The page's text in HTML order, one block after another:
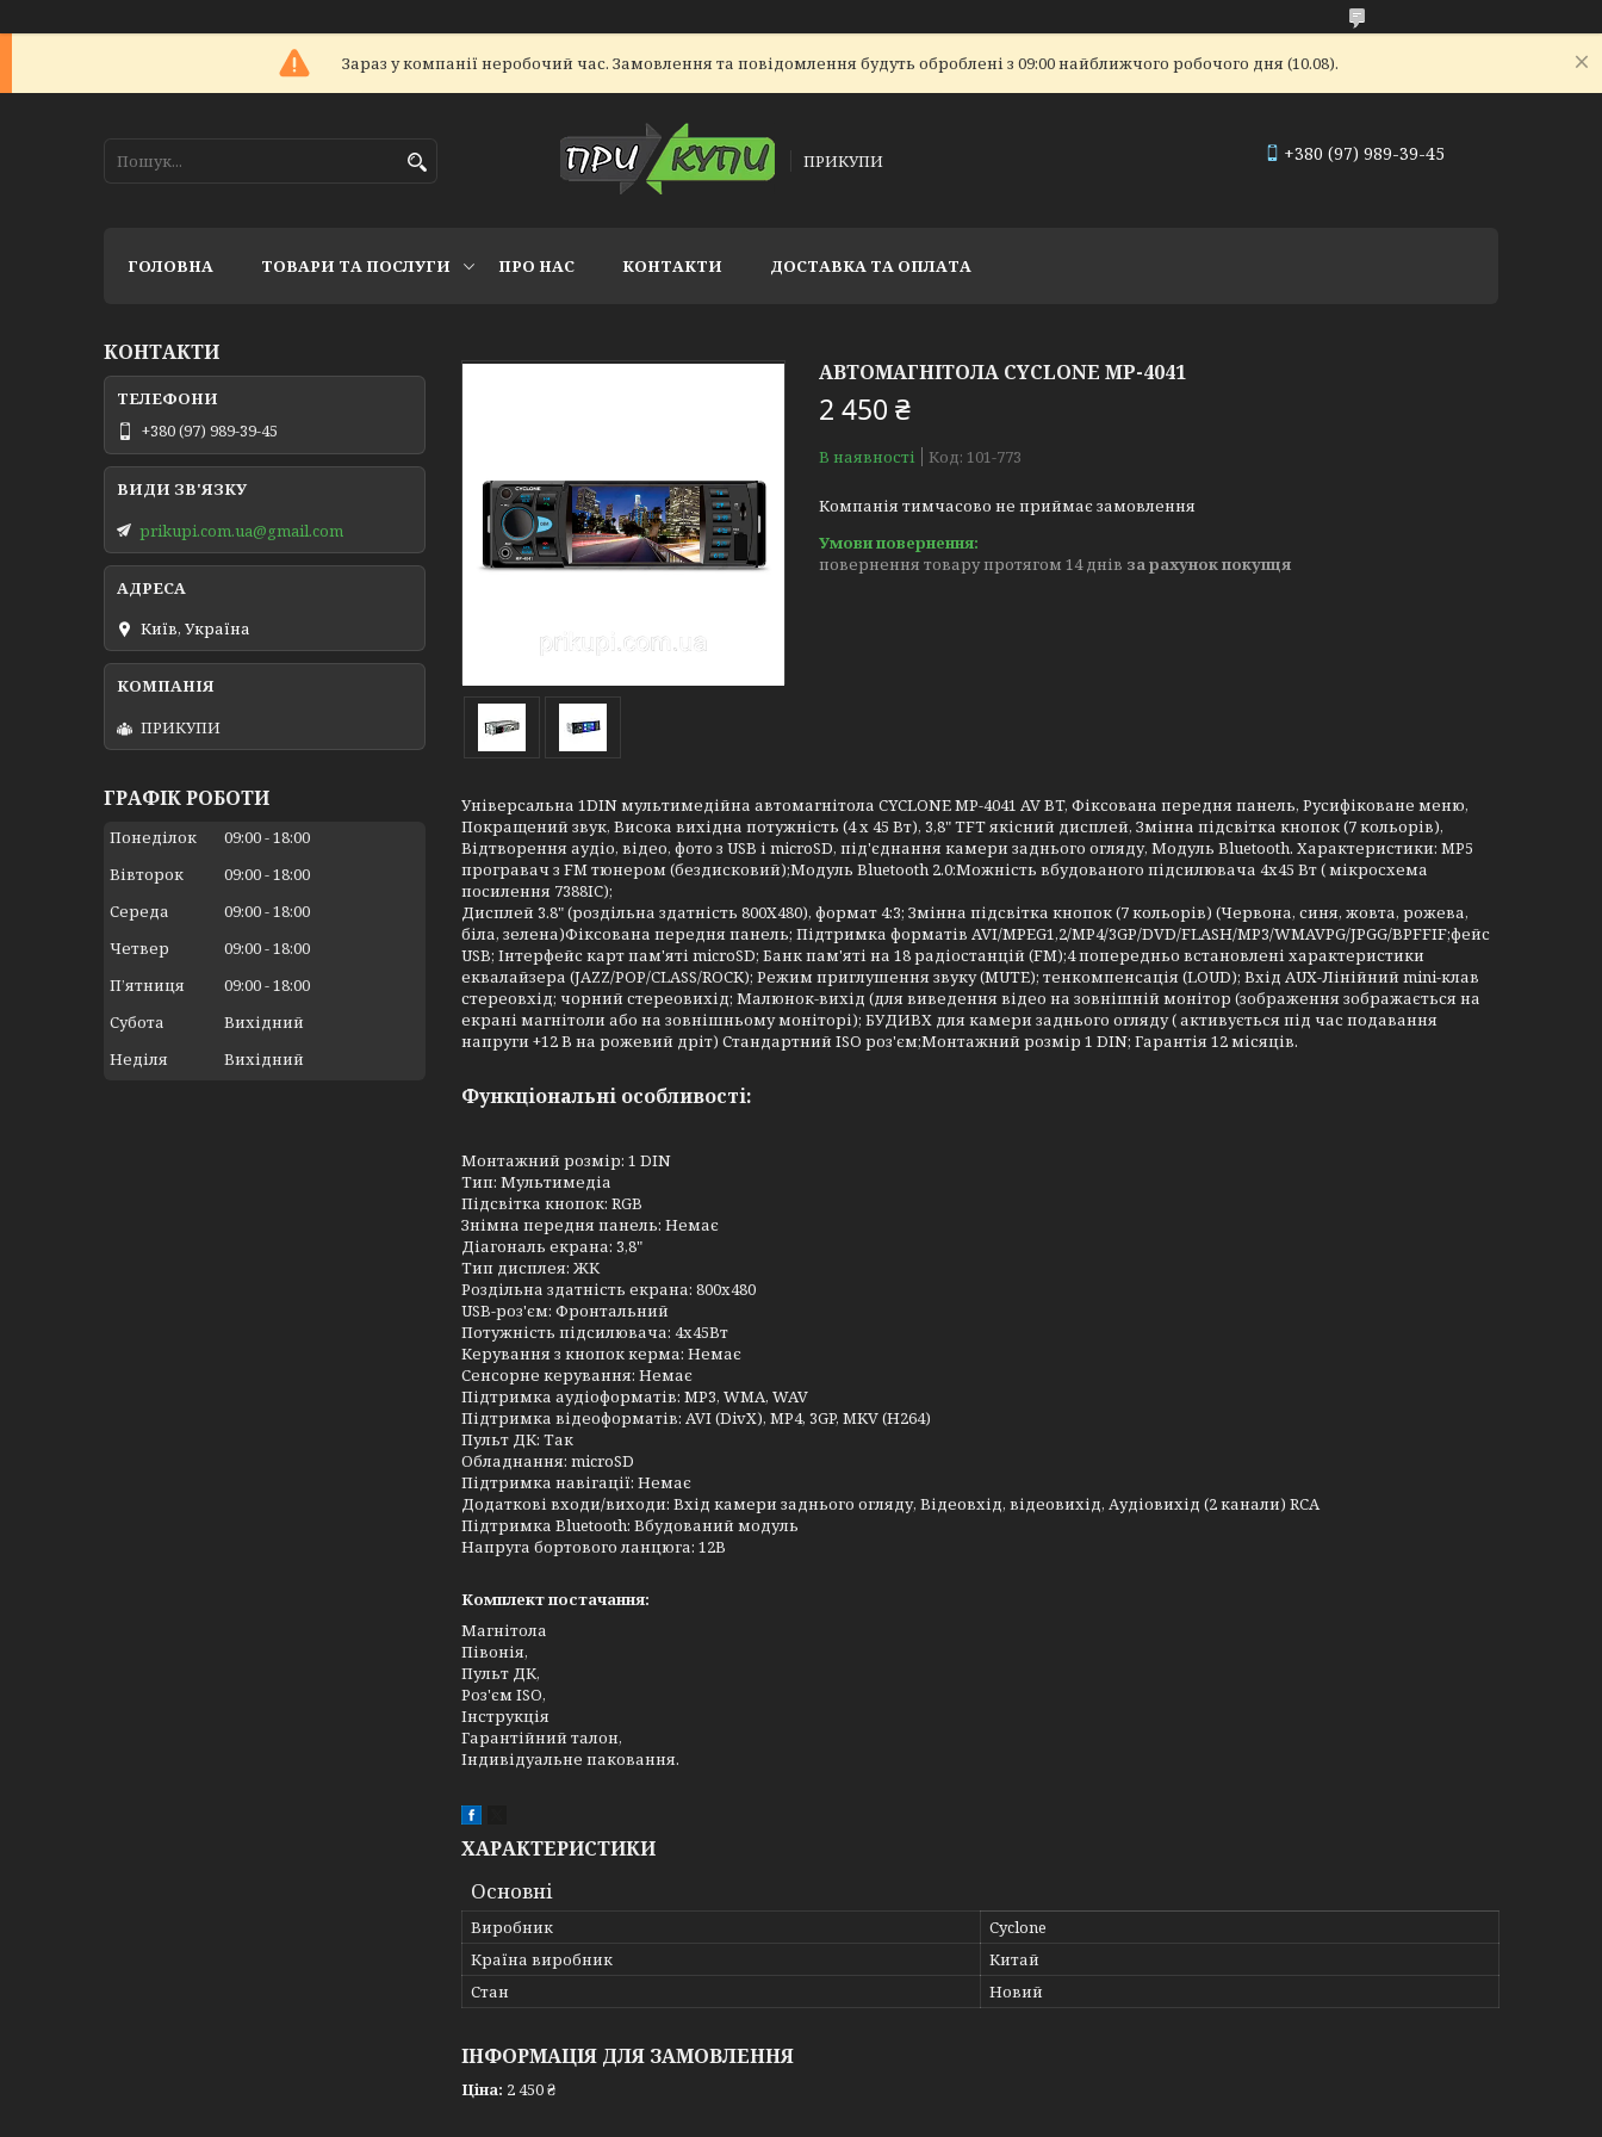
Зараз у компанії неробочий час. Замовлення та повідомлення будуть оброблені з 09:00 найближчого робочого дня (10.08).
ПРИКУПИ +380 (97) 989-39-45
ГОЛОВНА ТОВАРИ ТА ПОСЛУГИ ПРО НАС КОНТАКТИ ДОСТАВКА ТА ОПЛАТА
АВТОМАГНІТОЛА CYCLONE MP-4041
2 450 ₴
В наявності Код: 101-773
Компанія тимчасово не приймає замовлення
повернення товару протягом 14 днів за рахунок покупця
Універсальна 1DIN мультимедійна автомагнітола CYCLONE MP-4041 AV BT, Фіксована передня панель, Русифіковане меню,
Покращений звук, Висока вихідна потужність (4 х 45 Вт), 3,8" TFT якісний дисплей, Змінна підсвітка кнопок (7 кольорів),
Відтворення аудіо, відео, фото з USB і microSD, під'єднання камери заднього огляду, Модуль Вluetooth. Характеристики: MP5
програвач з FM тюнером (бездисковий);Модуль Вluetooth 2.0:Можність вбудованого підсилювача 4х45 Вт ( мікросхема
посилення 7388IC);
Дисплей 3.8" (роздільна здатність 800X480), формат 4:3; Змінна підсвітка кнопок (7 кольорів) (Червона, синя, жовта, рожева,
біла, зелена)Фіксована передня панель; Підтримка форматів AVI/MPEG1,2/MP4/3GP/DVD/FLASH/MP3/WMAVPG/JPGG/BPFFIF;фейс
USB; Інтерфейс карт пам'яті microSD; Банк пам'яті на 18 радіостанцій (FM);4 попередньо встановлені характеристики
еквалайзера (JAZZ/POP/CLASS/ROCK); Режим приглушення звуку (MUTE); тенкомпенсація (LOUD); Вхід AUX-Лінійний mini-клав
стереовхід; чорний стереовихід; Малюнок-вихід (для виведення відео на зовнішній монітор (зображення зображається на
екрані магнітоли або на зовнішньому моніторі); БУДИВХ для камери заднього огляду ( активується під час подавання
напруги +12 В на рожевий дріт) Стандартний ISO роз'єм;Монтажний розмір 1 DIN; Гарантія 12 місяців.
Функціональні особливості:
Монтажний розмір: 1 DIN
Тип: Мультимедіа
Підсвітка кнопок: RGB
Знімна передня панель: Немає
Діагональ екрана: 3,8"
Тип дисплея: ЖК
Роздільна здатність екрана: 800х480
USB-роз'єм: Фронтальний
Потужність підсилювача: 4х45Вт
Керування з кнопок керма: Немає
Сенсорне керування: Немає
Підтримка аудіоформатів: MP3, WMA, WAV
Підтримка відеоформатів: AVI (DivX), MP4, 3GP, MKV (H264)
Пульт ДК: Так
Обладнання: microSD
Підтримка навігації: Немає
Додаткові входи/виходи: Вхід камери заднього огляду, Відеовхід, відеовихід, Аудіовихід (2 канали) RCA
Підтримка Bluetooth: Вбудований модуль
Напруга бортового ланцюга: 12В
Комплект постачання:
Магнітола
Півонія,
Пульт ДК,
Роз'єм ISO,
Інструкція
Гарантійний талон,
Індивідуальне паковання.
ХАРАКТЕРИСТИКИ
Основні
Виробник
Cyclone
Країна виробник
Китай
Стан
Новий
ІНФОРМАЦІЯ ДЛЯ ЗАМОВЛЕННЯ
Ціна: 2 450 ₴
КОНТАКТИ
+380 (97) 989-39-45
prikupi.com.ua@gmail.com
Київ, Україна
ПРИКУПИ
ГРАФІК РОБОТИ
Понеділок 09:00 18:00
Вівторок
09:00 18:00
Середа
09:00 18:00
Четвер
09:00 18:00
Пʼятниця
09:00 18:00
Субота
Вихідний
Неділя
Вихідний